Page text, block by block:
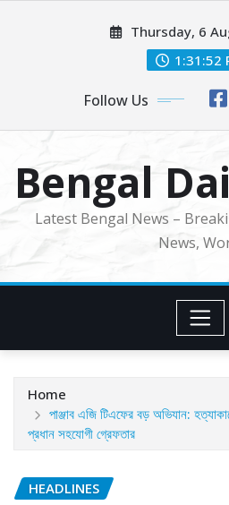
Thursday, 6
1:31:54
Follow Us
Bengal
Latest Bengal News –
News,
Home
পাঞ্জাব এজি টিএফের বড় অভিযান:
প্রধান সহযোগী গ্রেফতার
HEADLINES